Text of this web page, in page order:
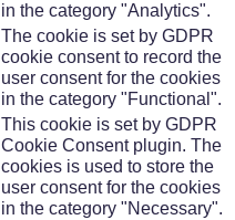
in the category "Analytics".
The cookie is set by GDPR
cookie consent to record the
user consent for the cookies
in the category "Functional".
This cookie is set by GDPR
Cookie Consent plugin. The
cookies is used to store the
user consent for the cookies
in the category "Necessary".